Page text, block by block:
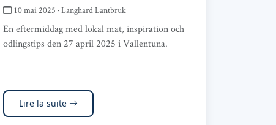
10 mai 2025 · Langhard Lantbruk
En eftermiddag med lokal mat, inspiration och
odlingstips den 27 april 2025 i Vallentuna.
Lire la suite